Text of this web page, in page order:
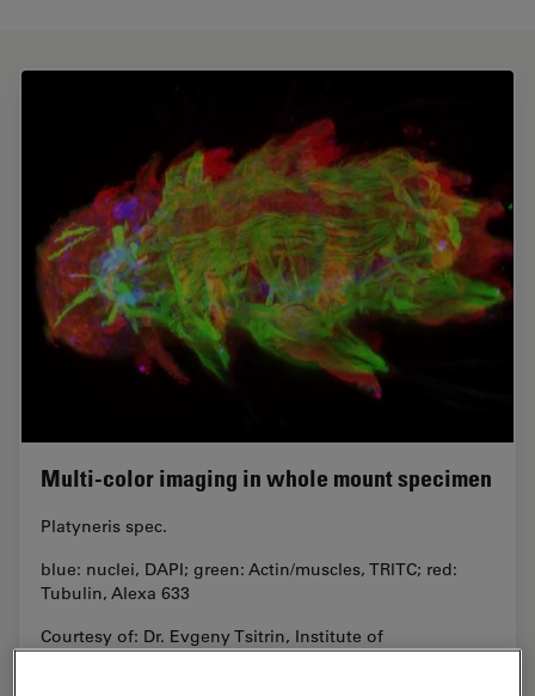
Multi-color imaging in whole mount specimen
Platyneris spec.
blue: nuclei, DAPI; green: Actin/muscles, TRITC; red:
Tubulin, Alexa 633
Courtesy of: Dr. Evgeny Tsitrin, Institute of